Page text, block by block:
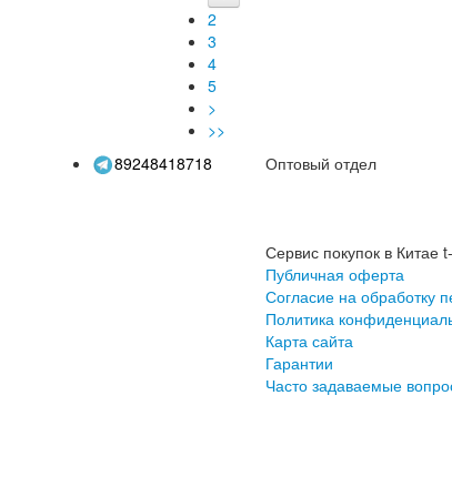
аксессуары
Luya, рыболовные
2
3
4
5
>
>>
89248418718 Оптовый отдел
Сервис покупок в Китае
Публичная оферта
Согласие на обработку
Политика
Карта сайта
Гарантии
Часто задаваемые